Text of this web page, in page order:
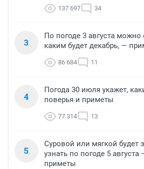
137 697 34
3
По погоде 3 августа можно
каким будет декабрь, —
86 684 11
4
Погода 30 июля укажет,
поверья и приметы
77 314 13
5
Суровой или мягкой будет
узнать по погоде 5
приметы